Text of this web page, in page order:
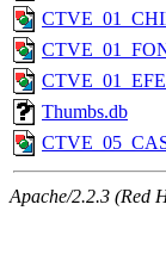
Thumbs.db
Apache/2.2.3 (Red